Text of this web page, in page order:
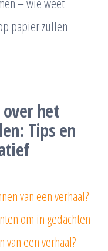
papier zullen
het
Tips en
van een verhaal?
om in gedachten
een verhaal?